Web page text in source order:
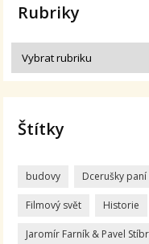
Rubriky
Štítky
budovy Dcerušky
Filmový svět Historie
Jaromír Farník & Pavel